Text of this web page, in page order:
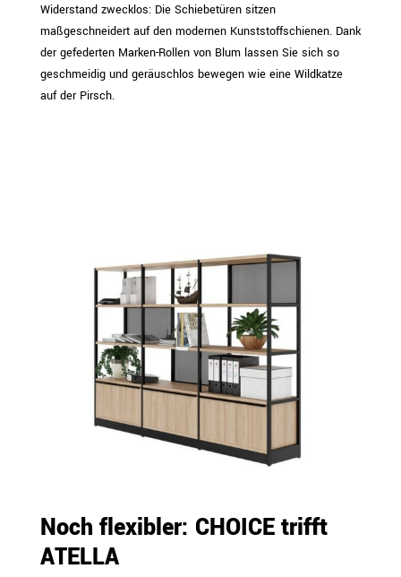
Widerstand zwecklos: Die Schiebetüren sitzen
maßgeschneidert auf den modernen Kunststoffschienen. Dank
der gefederten Marken-Rollen von Blum lassen Sie sich so
geschmeidig und geräuschlos bewegen wie eine Wildkatze
auf der Pirsch.
Noch flexibler: CHOICE trifft
ATELLA